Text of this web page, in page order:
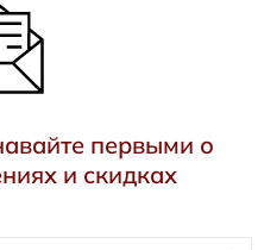
первыми о
и скидках